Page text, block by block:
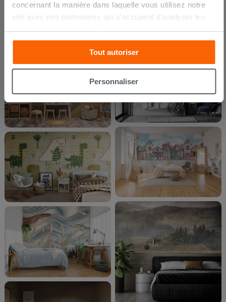
concernant la manière dans laquelle vous utilisez notre
site avec nos partenaires qui s’occupent d’analyser les
Lesdits partenaires pourraient combiner ces informations
avec d’autres que vous leur avez fournies ou qu’ils ont
recueillies à partir de votre utilisation sur leurs services.
Si vous souhaitez en savoir davantage ou refusez le
seulement,cliquez iciou « personalizer ». Le
consentement peut être exprimé en cliquant sur la touche
« Acceptez tout ». En cliquant sur la touche « X », vous
pourrez continuer à naviguer après l'installation des
cookies techniques uniquement.
Tout autoriser
Personnaliser